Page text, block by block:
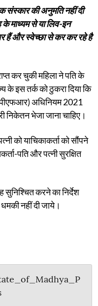
संस्कार की अनुमति नहीं दी
के माध्यम से या लिव-इन
हैं और स्वेच्छा से कर कर रहे है
कर चुकी महिला ने पति के
के इस तर्क को ठुकरा दिया कि
अधिनियम 2021
निकेतन भेजा जाना चाहिए।
को याचिकाकर्ता को सौंपने
पति और पत्नी सुरक्षित
करने का निर्देश
धमकी नहीं दी जाये।